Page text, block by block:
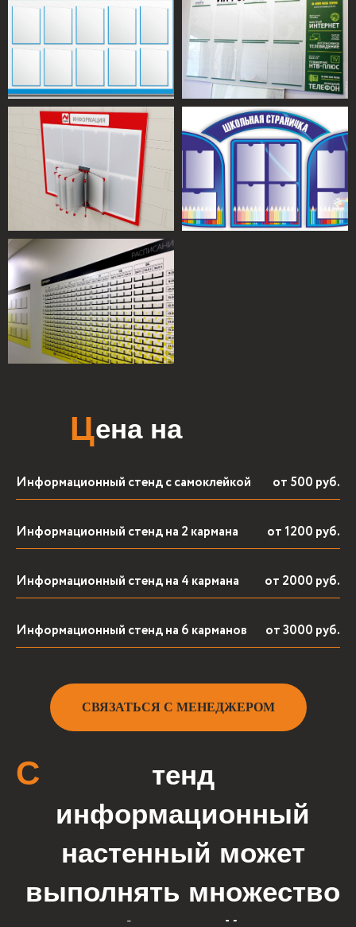
Информационный стенд с самоклейкой от 500 руб.
Информационный стенд на 2 кармана от 1200 руб.
Информационный стенд на 4 кармана от 2000 руб.
Информационный стенд на 6 карманов от 3000 руб.
СВЯЗАТЬСЯ С МЕНЕДЖЕРОМ
тенд
информационный
настенный может
выполнять множество
функций:
аши
преимущества
Н
очему
с нами выгодно
П